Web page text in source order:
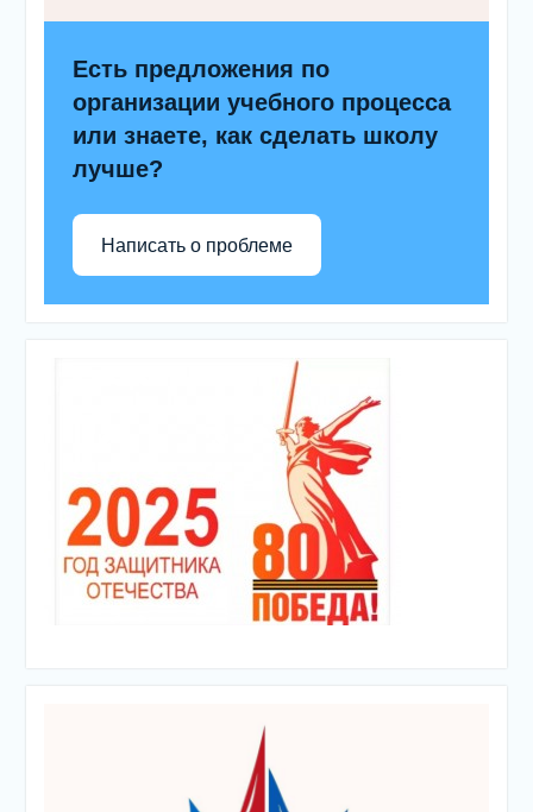
Есть предложения по
организации учебного процесса
или знаете, как сделать школу
лучше?
Написать о проблеме